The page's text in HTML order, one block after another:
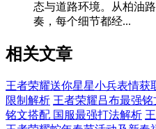
态与道路环境。从柏油
奏，每个细节都经...
相关文章
王者荣耀送你星星小兵表情获
限制解析 王者荣耀吕布最强
铭文搭配 国服最强打法解析